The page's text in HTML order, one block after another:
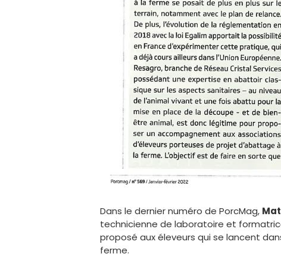
Dans le dernier numéro de PorcMag,
technicienne de laboratoire et
proposé aux éleveurs qui se lancent
ferme.